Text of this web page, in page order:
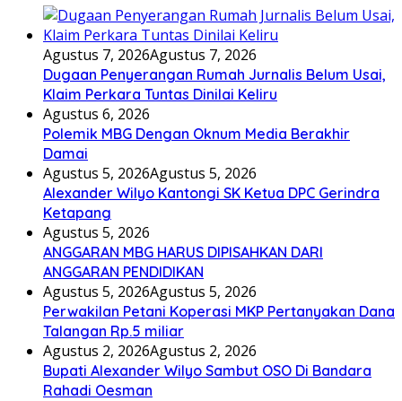
Agustus 7, 2026Agustus 7, 2026
Dugaan Penyerangan Rumah Jurnalis Belum Usai,
Klaim Perkara Tuntas Dinilai Keliru
Agustus 6, 2026
Polemik MBG Dengan Oknum Media Berakhir
Damai
Agustus 5, 2026Agustus 5, 2026
Alexander Wilyo Kantongi SK Ketua DPC Gerindra
Ketapang
Agustus 5, 2026
ANGGARAN MBG HARUS DIPISAHKAN DARI
ANGGARAN PENDIDIKAN
Agustus 5, 2026Agustus 5, 2026
Perwakilan Petani Koperasi MKP Pertanyakan Dana
Talangan Rp.5 miliar
Agustus 2, 2026Agustus 2, 2026
Bupati Alexander Wilyo Sambut OSO Di Bandara
Rahadi Oesman